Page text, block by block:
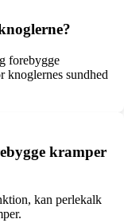
forebygge
knoglernes sundhed
kramper
kan perlekalk